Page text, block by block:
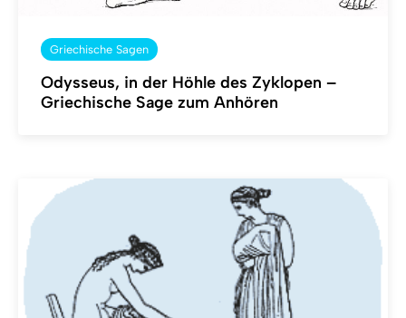
Griechische Sagen
Odysseus, in der Höhle des Zyklopen –
Griechische Sage zum Anhören